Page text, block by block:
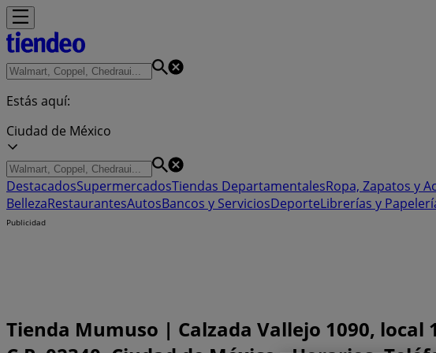
Estás aquí:
Ciudad de México
DestacadosSupermercadosTiendas DepartamentalesRopa, Zapatos y
BellezaRestaurantesAutosBancos y ServiciosDeporteLibrerías y
Publicidad
Tienda Mumuso | Calzada Vallejo 1090, local